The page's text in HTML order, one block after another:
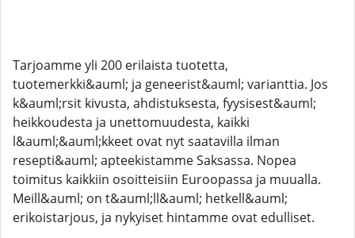
Tarjoamme yli 200 erilaista tuotetta,
tuotemerkki&auml; ja geneerist&auml; varianttia. Jos
k&auml;rsit kivusta, ahdistuksesta, fyysisest&auml;
heikkoudesta ja unettomuudesta, kaikki
l&auml;&auml;kkeet ovat nyt saatavilla ilman
resepti&auml; apteekistamme Saksassa. Nopea
toimitus kaikkiin osoitteisiin Euroopassa ja muualla.
Meill&auml; on t&auml;ll&auml; hetkell&auml;
erikoistarjous, ja nykyiset hintamme ovat edulliset.